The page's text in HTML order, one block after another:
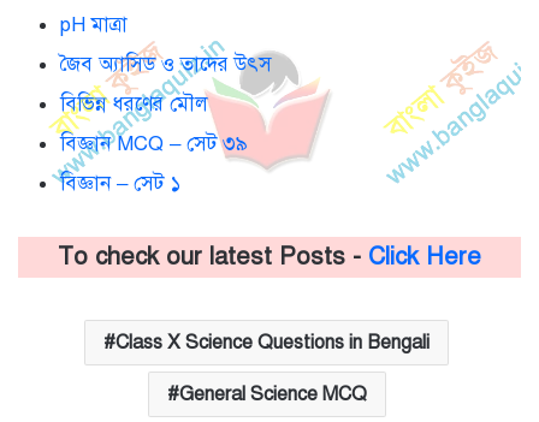
pH মাত্রা
জৈব অ্যাসিড ও তাদের উৎস
বিভিন্ন ধরণের মৌল
বিজ্ঞান MCQ – সেট ৩৯
বিজ্ঞান – সেট ১
To check our latest Posts - Click Here
Class X Science Questions in Bengali
General Science MCQ